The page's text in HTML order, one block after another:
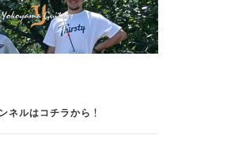
ルはコチラから！